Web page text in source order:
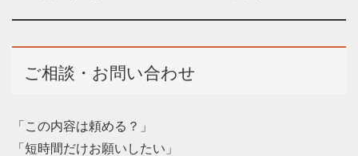
ご相談・お問い合わせ
「この内容は頼める？」
「短時間だけお願いしたい」